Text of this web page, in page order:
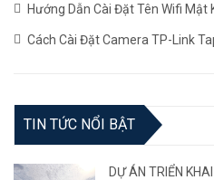
Hướng Dẫn Cài Đặt Tên Wifi Mật
Cách Cài Đặt Camera TP-Link
TIN TỨC NỔI BẬT
DỰ ÁN TRIỂN